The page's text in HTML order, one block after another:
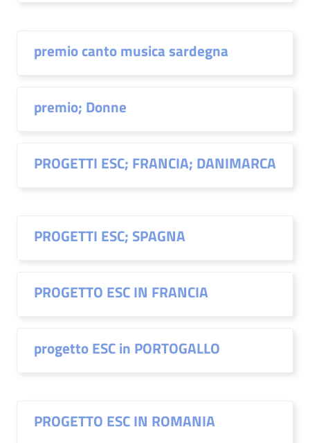
premio canto musica sardegna
premio; Donne
PROGETTI ESC; FRANCIA; DANIMARCA
PROGETTI ESC; SPAGNA
PROGETTO ESC IN FRANCIA
progetto ESC in PORTOGALLO
PROGETTO ESC IN ROMANIA